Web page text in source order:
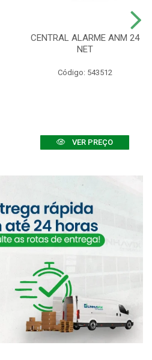
CENTRAL ALARME ANM 24
NET
Código: 543512
VER PREÇO